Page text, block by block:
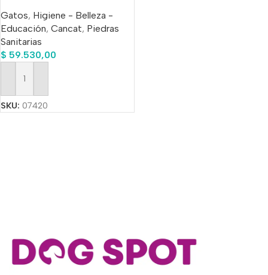
Gatos, Higiene - Belleza -
Educación, Cancat, Piedras
Sanitarias
$ 59.530,00
Añadir Al Carrito
SKU: 07420